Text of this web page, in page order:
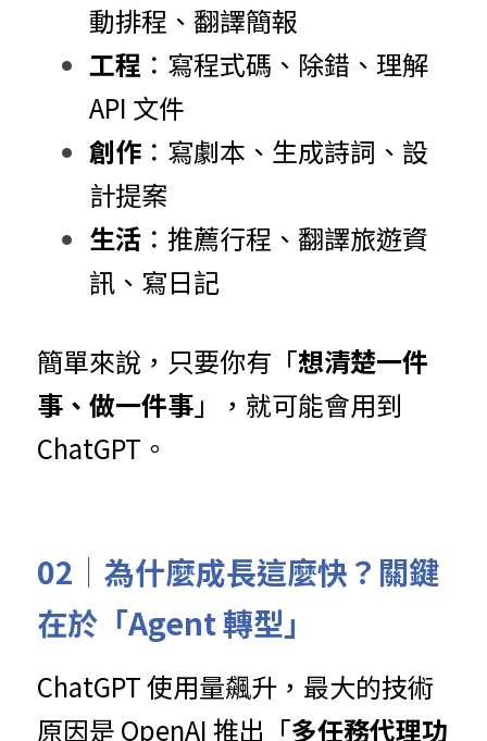
動排程、翻譯簡報
工程 ：寫程式碼、除錯、理解
API 文件
創作 ：寫劇本、生成詩詞、設
計提案
生活 ：推薦行程、翻譯旅遊資
訊、寫日記
簡單來說，只要你有「想清楚一件
事、做一件事 」，就可能會用到
ChatGPT。
02｜為什麼成長這麼快？關鍵
在於「Agent 轉型」
ChatGPT 使用量飆升，最大的技術
原因是 OpenAI 推出「多任務代理功